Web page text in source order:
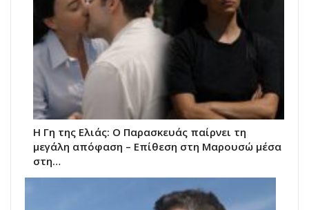
Η Γη της Ελιάς: Ο Παρασκευάς παίρνει τη
μεγάλη απόφαση – Επίθεση στη Μαρουσώ μέσα
στη…